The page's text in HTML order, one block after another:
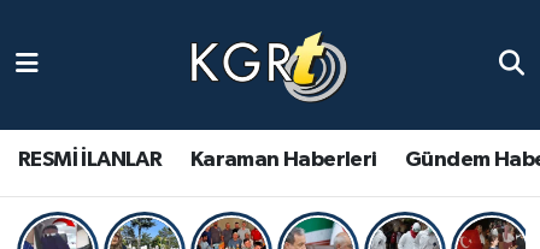
RESMİ İLANLAR Karaman Haberleri Gündem
Gündem Haberleri
Güncel Haberler